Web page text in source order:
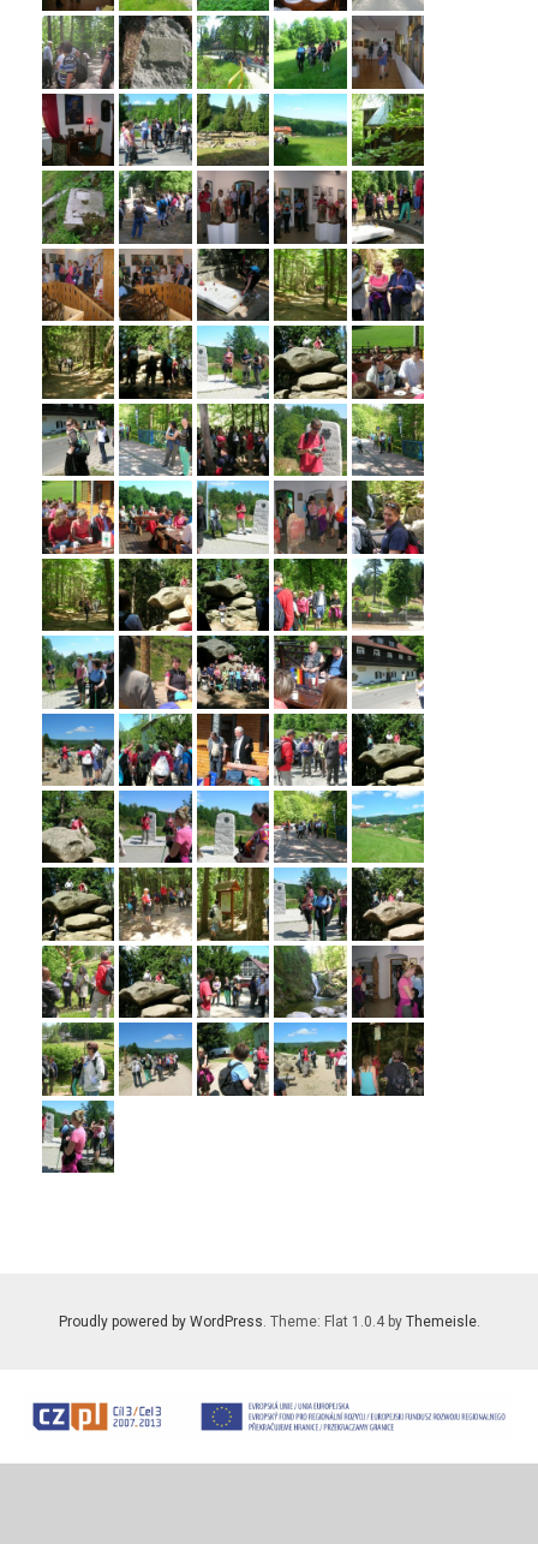
Proudly powered by WordPress. Theme: Flat 1.0.4 by Themeisle.